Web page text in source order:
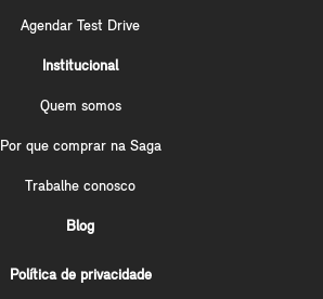
Agendar Test Drive
Institucional
Quem somos
Por que comprar na Saga
Trabalhe conosco
Blog
Política de privacidade